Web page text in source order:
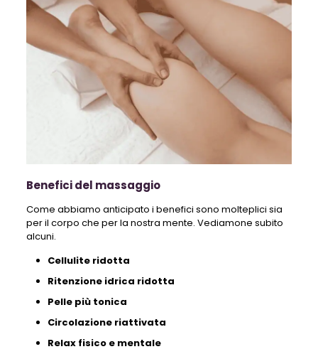
Benefici del massaggio
Come abbiamo anticipato i benefici sono molteplici sia
per il corpo che per la nostra mente. Vediamone subito
alcuni.
Cellulite ridotta
Ritenzione idrica ridotta
Pelle più tonica
Circolazione riattivata
Relax fisico e mentale